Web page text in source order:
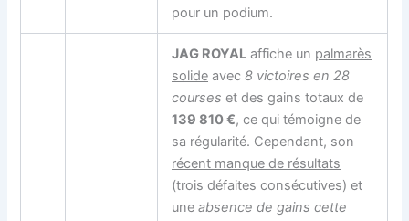
pour un podium.
JAG ROYAL affiche un palmarès
solide avec8 victoires en 28
courses et des gains totaux de
139 810 €, ce qui témoigne de
sa régularité. Cependant, son
récent manque de résultats
(trois défaites consécutives) et
uneabsence de gains cette